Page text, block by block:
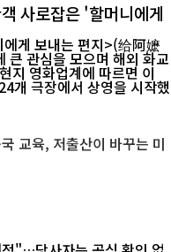
사로잡은 '할머니에게
게 보내는 편지>(给阿嬷
큰 관심을 모으며 해외 화교
개 극장에서 상영을 시작했